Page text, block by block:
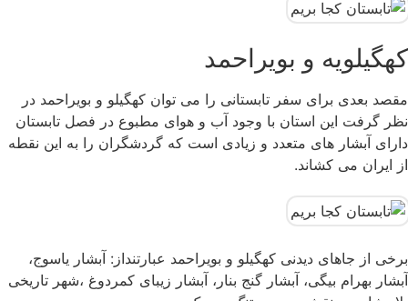
کهگیلویه و بویراحمد
مقصد بعدی برای سفر تابستانی را می توان کهگیلو و بویراحمد در
نظر گرفت این استان با وجود آب و هوای مطبوع در فصل تابستان
دارای آبشار های متعدد و زیادی است که گردشگران را به این نقطه
از ایران می کشاند.
برخی از جاهای دیدنی کهگیلو و بویراحمد عبارتنداز: آبشار یاسوج،
آبشار بهرام بیگی، آبشار گنج بنار، آبشار زیبای کمردوغ ،شهر تاریخی